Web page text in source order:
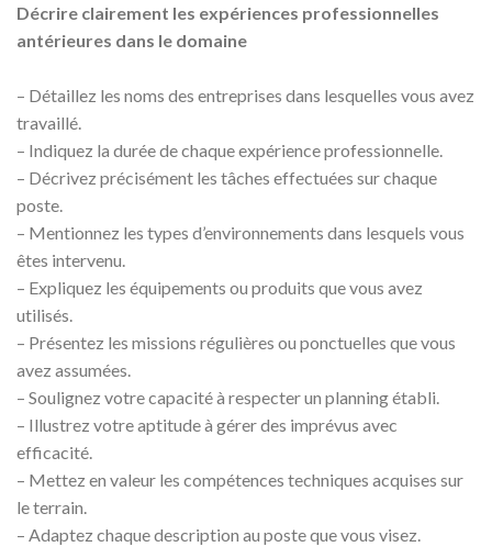
Décrire clairement les expériences professionnelles
antérieures dans le domaine
– Détaillez les noms des entreprises dans lesquelles vous avez
travaillé.
– Indiquez la durée de chaque expérience professionnelle.
– Décrivez précisément les tâches effectuées sur chaque
poste.
– Mentionnez les types d’environnements dans lesquels vous
êtes intervenu.
– Expliquez les équipements ou produits que vous avez
utilisés.
– Présentez les missions régulières ou ponctuelles que vous
avez assumées.
– Soulignez votre capacité à respecter un planning établi.
– Illustrez votre aptitude à gérer des imprévus avec
efficacité.
– Mettez en valeur les compétences techniques acquises sur
le terrain.
– Adaptez chaque description au poste que vous visez.